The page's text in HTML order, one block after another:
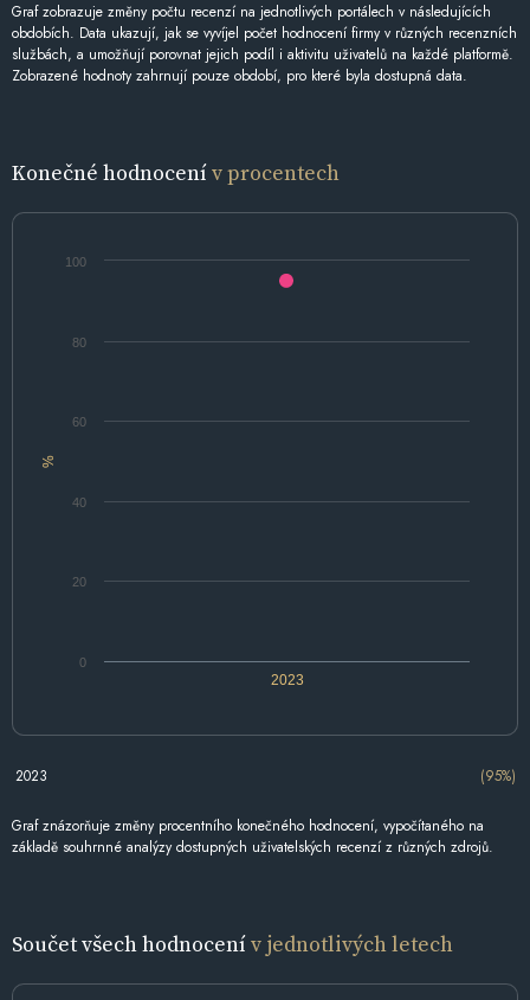
Graf zobrazuje změny počtu recenzí na jednotlivých portálech v následujících
obdobích. Data ukazují, jak se vyvíjel počet hodnocení firmy v různých recenzních
službách, a umožňují porovnat jejich podíl i aktivitu uživatelů na každé platformě.
Zobrazené hodnoty zahrnují pouze období, pro které byla dostupná data.
Konečné hodnocenív procentech
%
2023
0
20
40
60
80
100
2023 (95%)
Graf znázorňuje změny procentního konečného hodnocení, vypočítaného na
základě souhrnné analýzy dostupných uživatelských recenzí z různých zdrojů.
Součet všech hodnocenív jednotlivých letech